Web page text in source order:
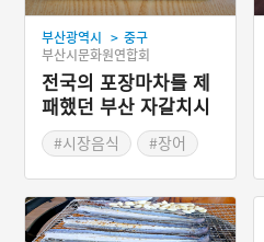
부산광역시 > 중구
부산시문화원연합회
전국의 포장마차를 제
패했던 부산 자갈치시
장 꼼장어구이
#시장음식
#장어